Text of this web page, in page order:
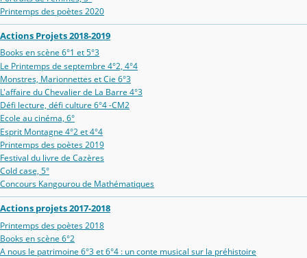
Printemps des poètes 2020
Actions Projets 2018-2019
Books en scène 6°1 et 5°3
Le Printemps de septembre 4°2, 4°4
Monstres, Marionnettes et Cie 6°3
L'affaire du Chevalier de La Barre 4°3
Défi lecture, défi culture 6°4 -CM2
Ecole au cinéma, 6°
Esprit Montagne 4°2 et 4°4
Printemps des poètes 2019
Festival du livre de Cazères
Cold case, 5°
Concours Kangourou de Mathématiques
Actions projets 2017-2018
Printemps des poètes 2018
Books en scène 6°2
A nous le patrimoine 6°3 et 6°4 : un conte musical sur la préhistoire